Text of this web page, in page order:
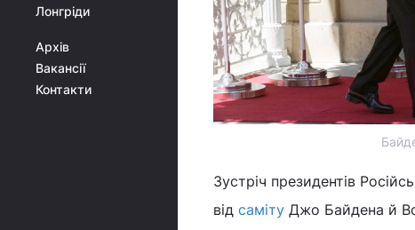
Лонгріди
Архів
Вакансії
Контакти
Зустріч президентів
від саміту Джо Байдена й